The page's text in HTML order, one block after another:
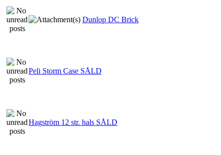
Dunlop DC Brick
Peli Storm Case SÅLD
Hagström 12 str. hals SÅLD